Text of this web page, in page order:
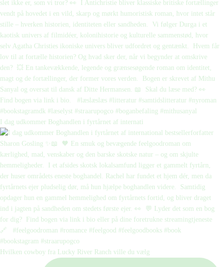
I dag udkommer Boghandlen i fyrtårnet af internati
Hvilken cowboy fra Lucky River Ranch ville du vælg